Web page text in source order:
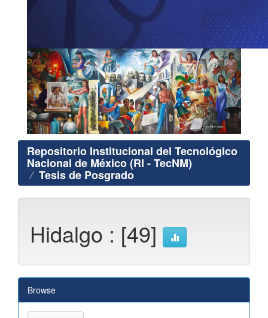
Repositorio Institucional del Tecnológico
Nacional de México (RI - TecNM)
Tesis de Posgrado
Hidalgo : [49]
Browse